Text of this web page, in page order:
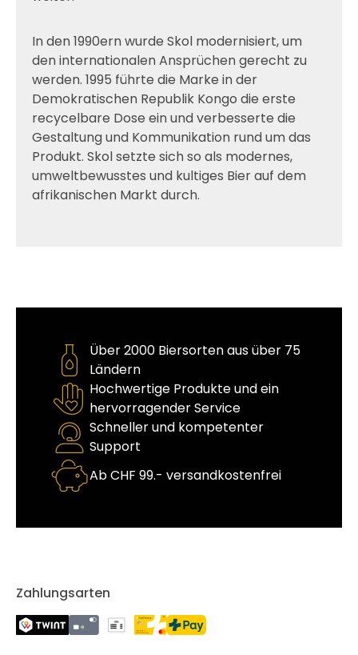
In den 1990ern wurde Skol modernisiert, um
den internationalen Ansprüchen gerecht zu
werden. 1995 führte die Marke in der
Demokratischen Republik Kongo die erste
recycelbare Dose ein und verbesserte die
Gestaltung und Kommunikation rund um das
Produkt. Skol setzte sich so als modernes,
umweltbewusstes und kultiges Bier auf dem
afrikanischen Markt durch.
Über 2000 Biersorten aus über 75
Ländern
Hochwertige Produkte und ein
hervorragender Service
Schneller und kompetenter
Support
Ab CHF 99.- versandkostenfrei
Zahlungsarten